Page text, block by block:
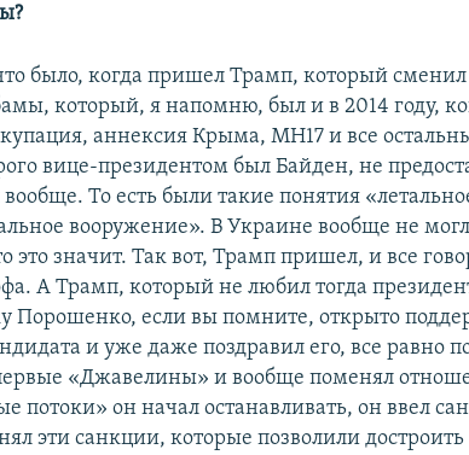
было, когда пришел Трамп, который сменил
который, я напомню, был и в 2014 году,
аннексия Крыма, MH17 и все
вице-президентом был Байден, не
То есть были такие понятия
вооружение». В Украине вообще не
это значит. Так вот, Трамп пришел, и все
А Трамп, который не любил тогда
Порошенко, если вы помните, открыто
и уже даже поздравил его, все равно
«Джавелины» и вообще поменял
потоки» он начал останавливать, он ввел
эти санкции, которые позволили